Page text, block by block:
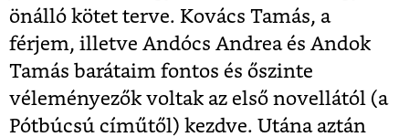
önálló kötet terve. Kovács Tamás, a
férjem, illetve Andócs Andrea és Andok
Tamás barátaim fontos és őszinte
véleményezők voltak az első novellától (a
Pótbúcsú címűtől) kezdve. Utána aztán